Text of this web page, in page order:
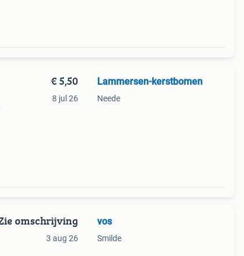
€ 5,50
8 jul 26
Lammersen-kerstbomen
Neede
omschrijving
3 aug 26
vos
Smilde